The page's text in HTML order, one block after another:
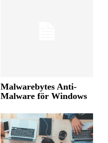
Malwarebytes Anti-
Malware för Windows